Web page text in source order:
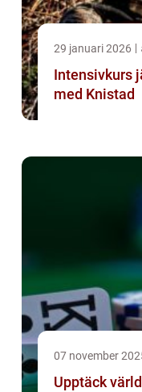
29 januari 2026
Intensivkurs
med Knistad
07 november
Upptäck